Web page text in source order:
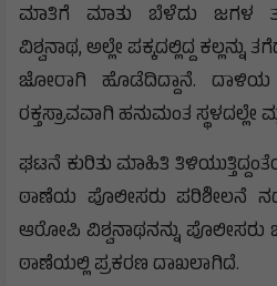
ಮಾತಿಗೆ ಮಾತು ಬೆಳೆದು ಜಗಳ
ವಿಶ್ವನಾಥ, ಅಲ್ಲೇ ಪಕ್ಕದಲ್ಲಿದ್ದ
ಜೋರಾಗಿ ಹೊಡೆದಿದ್ದಾನೆ. ದಾಳಿಯ
ರಕ್ತಸ್ರಾವವಾಗಿ ಹನುಮಂತ ಸ್ಥಳದಲ್ಲೇ
ಘಟನೆ ಕುರಿತು ಮಾಹಿತಿ
ಠಾಣೆಯ ಪೊಲೀಸರು ಪರಿಶೀಲನೆ
ಆರೋಪಿ ವಿಶ್ವನಾಥನನ್ನು
ಠಾಣೆಯಲ್ಲಿ ಪ್ರಕರಣ ದಾಖಲಾಗಿದೆ.